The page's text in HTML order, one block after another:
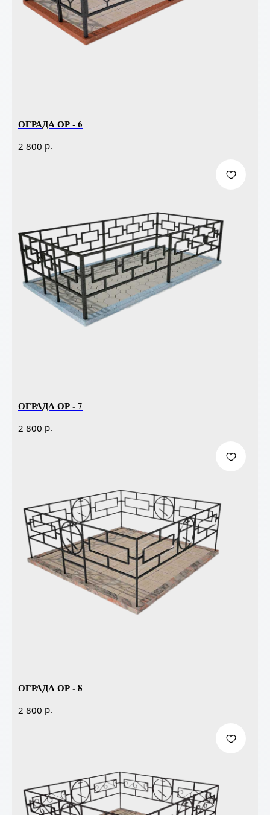
ОГРАДА ОР - 6
2 800 р.
ОГРАДА ОР - 7
2 800 р.
ОГРАДА ОР - 8
2 800 р.